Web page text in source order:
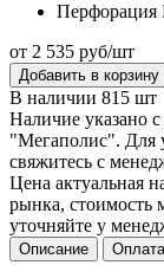
Перфорация
от 2 535 руб/шт
Добавить в корзину
В наличии 815 шт
Наличие указано
"Мегаполис". Для
свяжитесь с
Цена актуальная
рынка, стоимость
уточняйте у
Описание Оплата